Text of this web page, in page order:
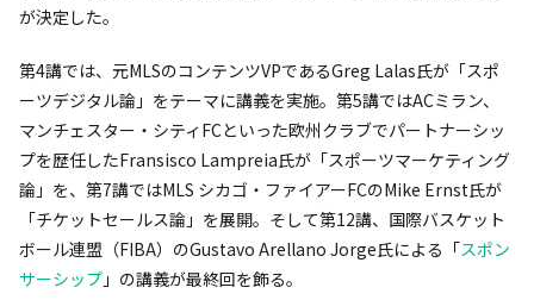
が決定した。
第4講では、元MLSのコンテンツVPであるGreg Lalas氏が「スポ
ーツデジタル論」をテーマに講義を実施。第5講ではACミラン、
マンチェスター・シティFCといった欧州クラブでパートナーシッ
プを歴任したFransisco Lampreia氏が「スポーツマーケティング
論」を、第7講ではMLS シカゴ・ファイアーFCのMike Ernst氏が
「チケットセールス論」を展開。そして第12講、国際バスケット
ボール連盟（FIBA）のGustavo Arellano Jorge氏による「スポン
サーシップ 」の講義が最終回を飾る。